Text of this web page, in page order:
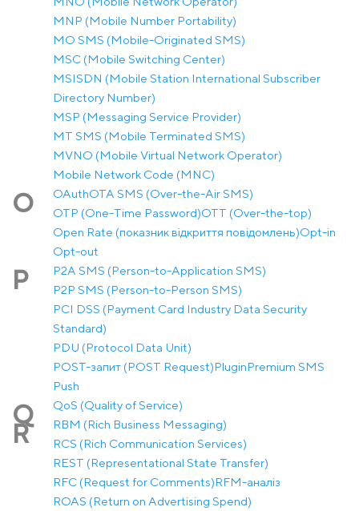
MNP (Mobile Number Portability)
MO SMS (Mobile-Originated SMS)
MSC (Mobile Switching Center)
MSISDN (Mobile Station International Subscriber
Directory Number)
MSP (Messaging Service Provider)
MT SMS (Mobile Terminated SMS)
MVNO (Mobile Virtual Network Operator)
Mobile Network Code (MNC)
O OAuthOTA SMS (Over-the-Air SMS)
OTP (One-Time Password)OTT (Over-the-top)
Open Rate (показник відкриття повідомлень)Opt-in
Opt-out
P
P2A SMS (Person-to-Application SMS)
P2P SMS (Person-to-Person SMS)
PCI DSS (Payment Card Industry Data Security
Standard)
PDU (Protocol Data Unit)
POST-запит (POST Request)PluginPremium SMS
Push
Q QoS (Quality of Service)
R
RBM (Rich Business Messaging)
RCS (Rich Communication Services)
REST (Representational State Transfer)
RFC (Request for Comments)RFM-аналіз
ROAS (Return on Advertising Spend)